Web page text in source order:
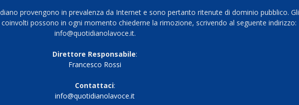
provengono in prevalenza da Internet e sono pertanto ritenute di dominio pubblico. Gli
possono in ogni momento chiederne la rimozione, scrivendo al seguente indirizzo:
info@quotidianolavoce.it.
Direttore Responsabile:
Francesco Rossi
Contattaci:
info@quotidianolavoce.it